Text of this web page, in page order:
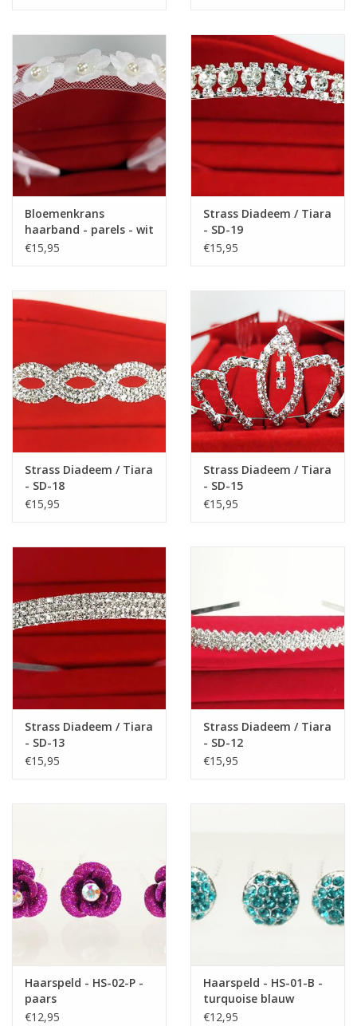
Bloemenkrans
haarband - parels - wit
- BK-01-W
€15,95
Strass Diadeem / Tiara
- SD-19
€15,95
Strass Diadeem / Tiara
- SD-18
€15,95
Strass Diadeem / Tiara
- SD-15
€15,95
Strass Diadeem / Tiara
- SD-13
€15,95
Strass Diadeem / Tiara
- SD-12
€15,95
Haarspeld - HS-02-P -
paars
€12,95
Haarspeld - HS-01-B -
turquoise blauw
€12,95